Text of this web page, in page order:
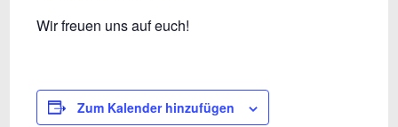
Wir freuen uns auf euch!
Zum Kalender hinzufügen